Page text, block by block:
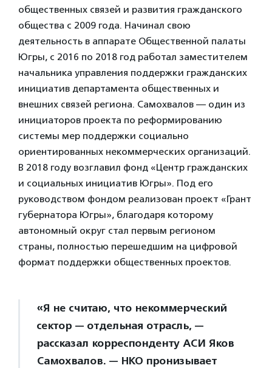
общественных связей и развития гражданского
общества с 2009 года. Начинал свою
деятельность в аппарате Общественной палаты
Югры, с 2016 по 2018 год работал заместителем
начальника управления поддержки гражданских
инициатив департамента общественных и
внешних связей региона. Самохвалов — один из
инициаторов проекта по реформированию
системы мер поддержки социально
ориентированных некоммерческих организаций.
В 2018 году возглавил фонд «Центр гражданских
и социальных инициатив Югры». Под его
руководством фондом реализован проект «Грант
губернатора Югры», благодаря которому
автономный округ стал первым регионом
страны, полностью перешедшим на цифровой
формат поддержки общественных проектов.
«Я не считаю, что некоммерческий
сектор — отдельная отрасль, —
рассказал корреспонденту АСИ Яков
Самохвалов. — НКО пронизывает